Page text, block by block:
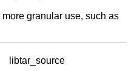
granular use, such as
libtar_source